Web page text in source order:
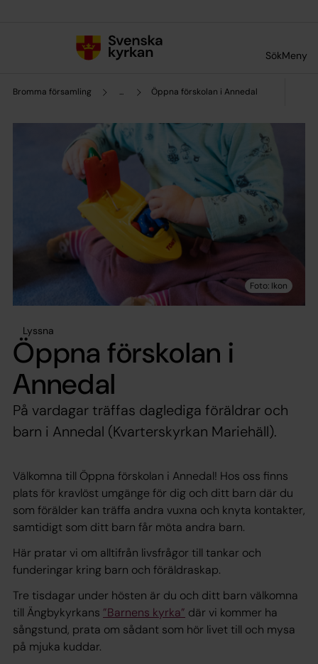
SökMeny
Bromma församling ... Öppna förskolan i Annedal
Lyssna
Öppna förskolan i
Annedal
På vardagar träffas daglediga föräldrar och
barn i Annedal (Kvarterskyrkan Mariehäll).
Välkomna till Öppna förskolan i Annedal! Hos oss finns
plats för kravlöst umgänge för dig och ditt barn där du
som förälder kan träffa andra vuxna och knyta kontakter,
samtidigt som ditt barn får möta andra barn.
Här pratar vi om alltifrån livsfrågor till tankar och
funderingar kring barn och föräldraskap.
Tre tisdagar under hösten är du och ditt barn välkomna
till Ängbykyrkans ”Barnens kyrka” där vi kommer ha
sångstund, prata om sådant som hör livet till och mysa
på mjuka kuddar.